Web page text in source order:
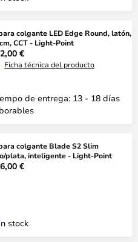
colgante LED Edge Round, latón,
CCT - Light-Point
€
Ficha técnica del producto
de entrega: 13 - 18 días
colgante Blade S2 Slim
plata, inteligente - Light-Point
€
stock